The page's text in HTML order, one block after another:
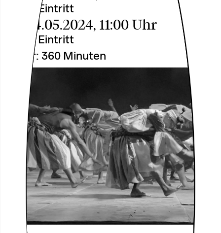
Freier Eintritt
Sa, 04.05.2024, 11:00 Uhr
Freier Eintritt
Dauer: 360 Minuten